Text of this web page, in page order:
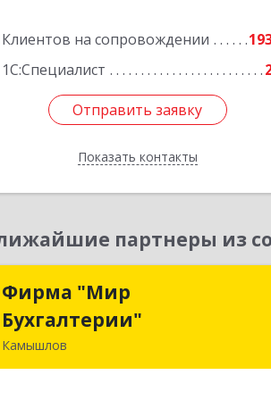
Клиентов на сопровождении
1С:Специалист
Отправить заявку
Показать контакты
Отправить заявку
Назад
партнеры из
Фирма "Мир
Бухгалтерии"
Камышлов
Бухгалтерии"